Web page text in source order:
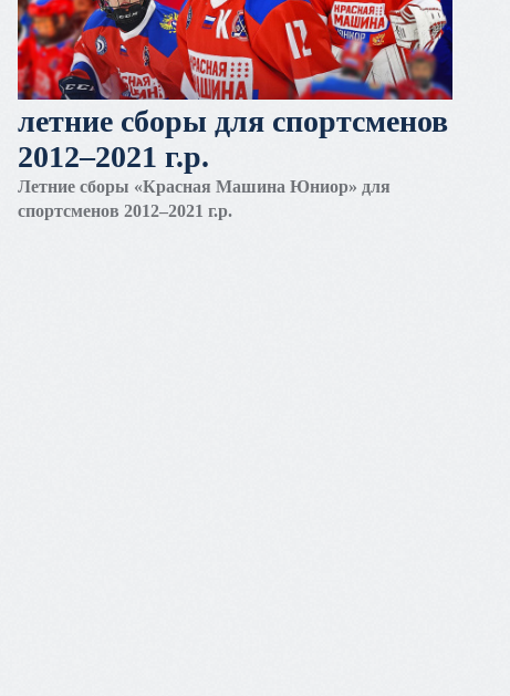
летние сборы для спортсменов
2012–2021 г.р.
Летние сборы «Красная Машина Юниор» для
спортсменов 2012–2021 г.р.